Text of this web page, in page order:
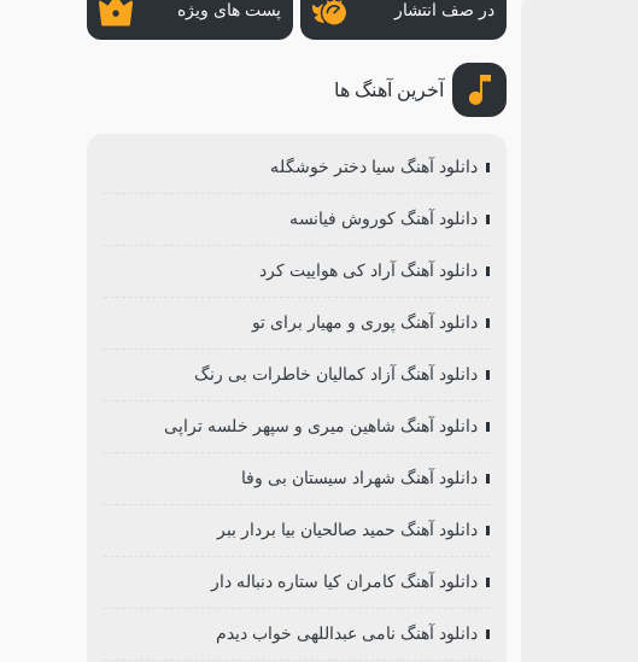
در صف انتشار پست های ویژه
آخرین آهنگ ها
دانلود آهنگ سیا دختر خوشگله
دانلود آهنگ کوروش فیانسه
دانلود آهنگ آراد کی هواییت کرد
دانلود آهنگ پوری و مهیار برای تو
دانلود آهنگ آزاد کمالیان خاطرات بی رنگ
دانلود آهنگ شاهین میری و سپهر خلسه تراپی
دانلود آهنگ شهراد سیستان بی وفا
دانلود آهنگ حمید صالحیان بیا بردار ببر
دانلود آهنگ کامران کیا ستاره دنباله دار
دانلود آهنگ نامی عبداللهی خواب دیدم